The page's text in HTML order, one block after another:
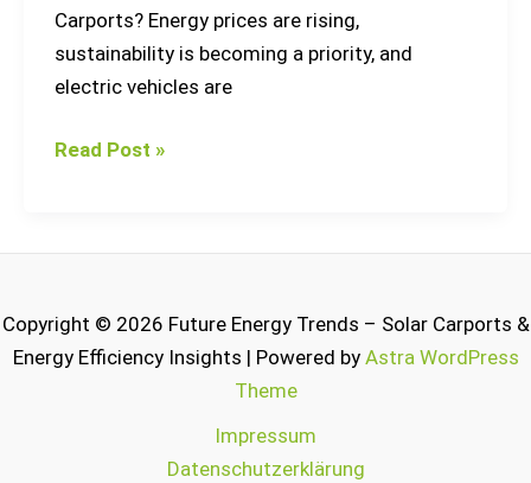
Carports? Energy prices are rising,
sustainability is becoming a priority, and
electric vehicles are
Read Post »
Copyright © 2026 Future Energy Trends – Solar Carports &
Energy Efficiency Insights | Powered by Astra WordPress
Theme
Impressum
Datenschutzerklärung